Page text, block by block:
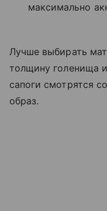
максимально
Лучше выбирать
толщину голенища
сапоги смотрятся
образ.